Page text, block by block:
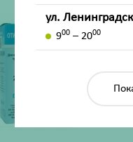
ул.
900 – 2000